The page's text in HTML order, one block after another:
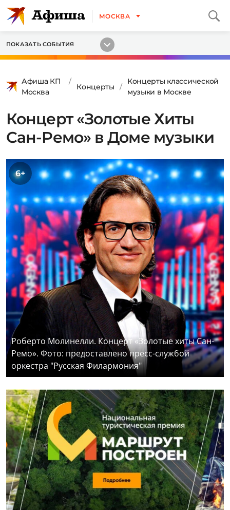
МОСКВА
ПОКАЗАТЬ СОБЫТИЯ
Афиша КП
Москва
Концерты
Концерты классической
музыки в Москве
Концерт «Золотые Хиты
Сан-Ремо» в Доме музыки
6+
Роберто Молинелли. Концерт «Золотые хиты Сан-
Ремо». Фото: предоставлено пресс-службой
оркестра "Русская Филармония"